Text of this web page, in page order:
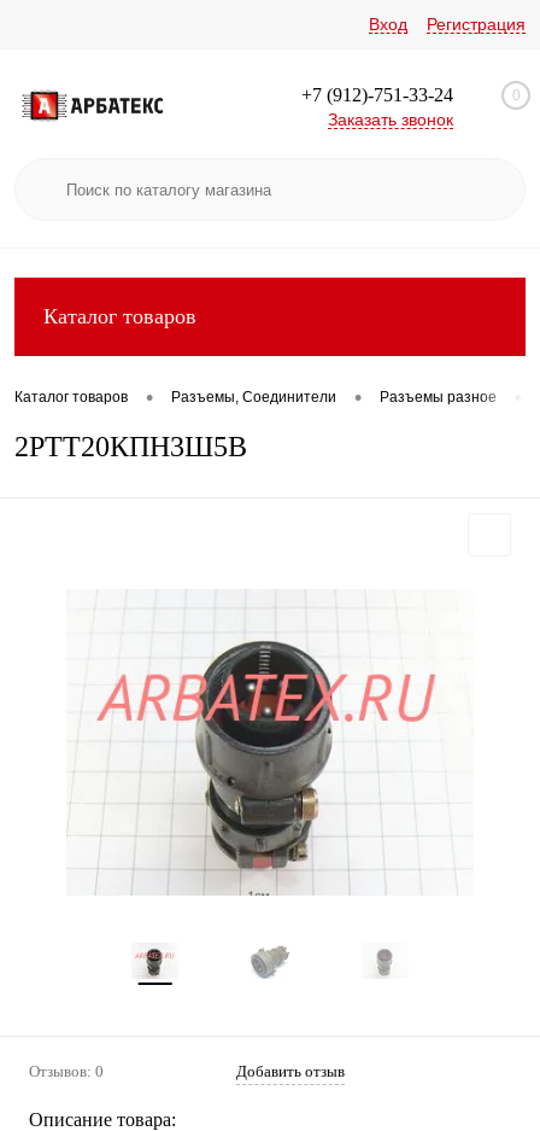
Вход Регистрация
+7 (912)-751-33-24
Заказать звонок
0
Каталог товаров
Каталог товаров • Разъемы, Соединители • Разъемы разное
2РТТ20КПН3Ш5В
Отзывов: 0 Добавить отзыв
Описание товара: